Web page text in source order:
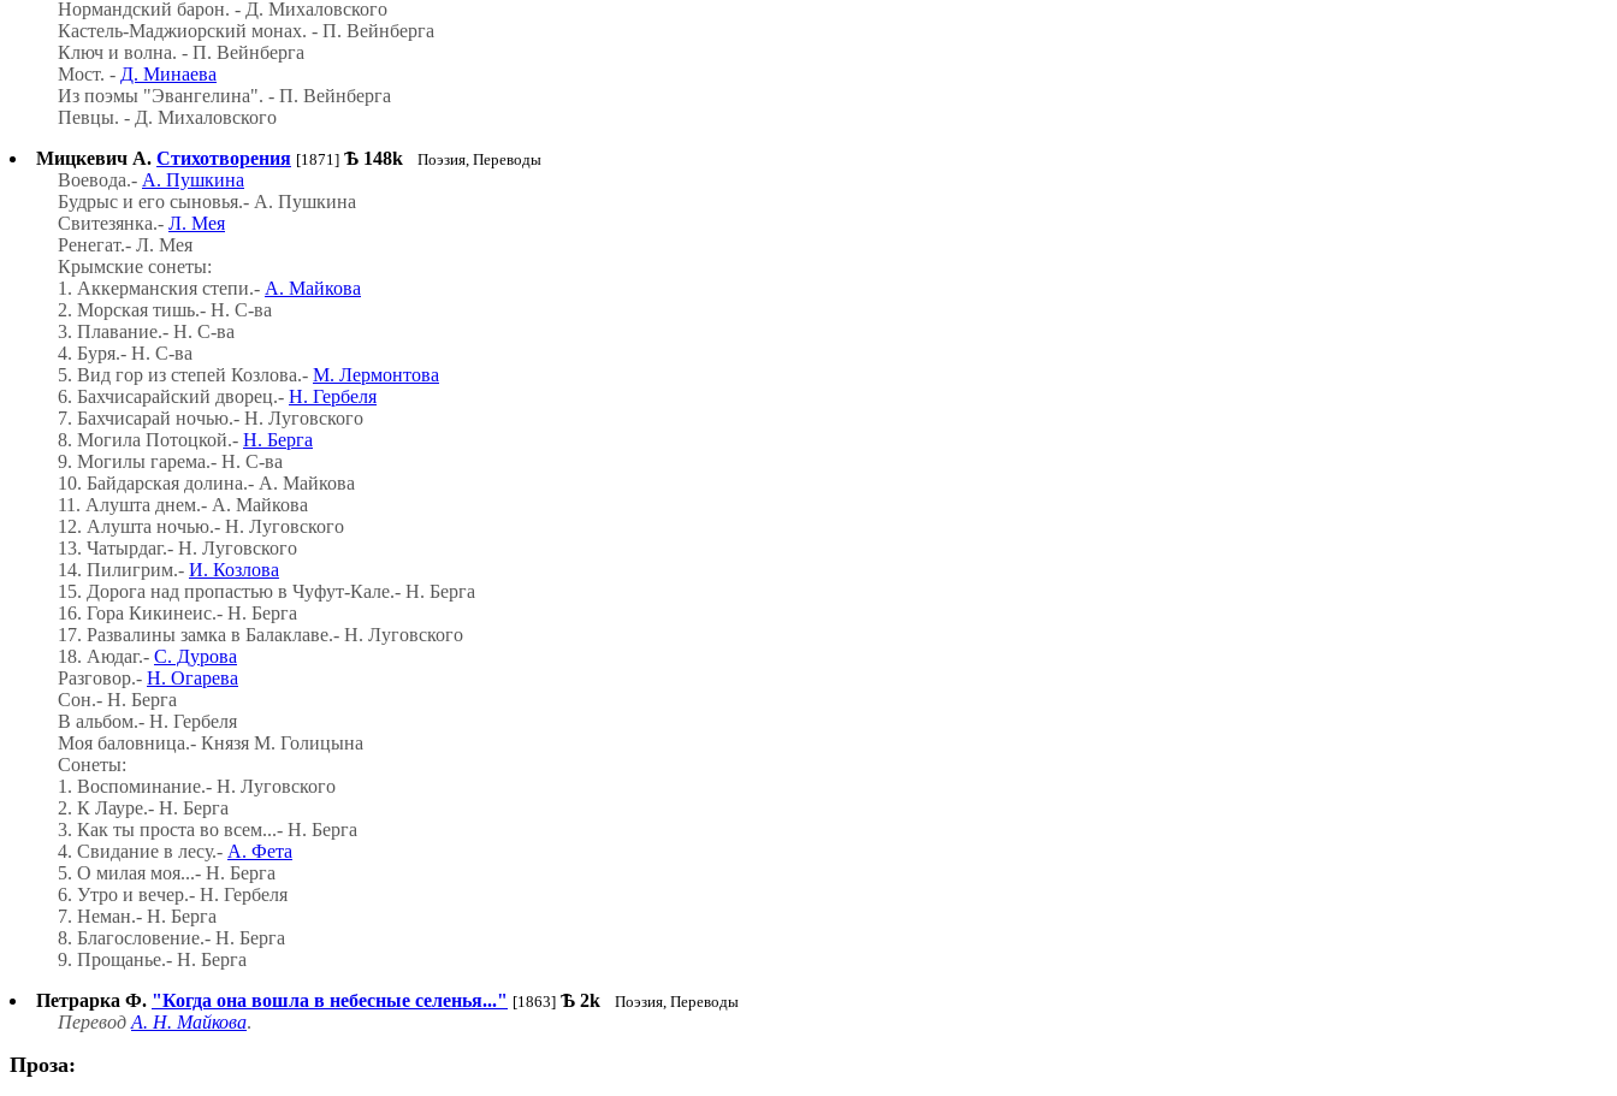
Нормандский барон. - Д. Михаловского
Кастель-Маджиорский монах. - П. Вейнберга
Ключ и волна. - П. Вейнберга
Мост. - Д. Минаева
Из поэмы "Эвангелина". - П. Вейнберга
Певцы. - Д. Михаловского
Мицкевич А. Стихотворения [1871] Ѣ 148k Поэзия, Переводы
Воевода.- А. Пушкина
Будрыс и его сыновья.- А. Пушкина
Свитезянка.- Л. Мея
Ренегат.- Л. Мея
Крымские сонеты:
1. Аккерманския степи.- А. Майкова
2. Морская тишь.- H. С-ва
3. Плавание.- H. С-ва
4. Буря.- H. С-ва
5. Вид гор из степей Козлова.- М. Лермонтова
6. Бахчисарайский дворец.- Н. Гербеля
7. Бахчисарай ночью.- Н. Луговского
8. Могила Потоцкой.- Н. Берга
9. Могилы гарема.- Н. С-ва
10. Байдарская долина.- А. Майкова
11. Алушта днем.- А. Майкова
12. Алушта ночью.- Н. Луговского
13. Чатырдаг.- Н. Луговского
14. Пилигрим.- И. Козлова
15. Дорога над пропастью в Чуфут-Кале.- Н. Берга
16. Гора Кикинеис.- Н. Берга
17. Развалины замка в Балаклаве.- Н. Луговского
18. Аюдаг.- С. Дурова
Разговор.- Н. Огарева
Сон.- Н. Берга
В альбом.- Н. Гербеля
Моя баловница.- Князя М. Голицына
Сонеты:
1. Воспоминание.- Н. Луговского
2. К Лауре.- Н. Берга
3. Как ты проста во всем...- Н. Берга
4. Свидание в лесу.- А. Фета
5. О милая моя...- Н. Берга
6. Утро и вечер.- Н. Гербеля
7. Неман.- Н. Берга
8. Благословение.- Н. Берга
9. Прощанье.- Н. Берга
Петрарка Ф. "Когда она вошла в небесные селенья..." [1863] Ѣ 2k Поэзия, Переводы
Перевод А. Н. Майкова.
Проза: